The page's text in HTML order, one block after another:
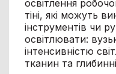
освітлення
тіні, які можуть
інструментів чи
освітлювати:
інтенсивністю
тканин та